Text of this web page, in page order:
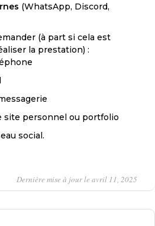
(WhatsApp, Discord,
(à part si cela est
la prestation) :
site personnel ou portfolio
social.
Dernière mise à jour le avril 11, 2025